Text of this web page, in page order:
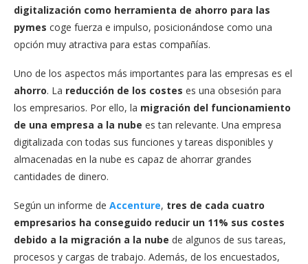
digitalización como herramienta de ahorro para las
pymes coge fuerza e impulso, posicionándose como una
opción muy atractiva para estas compañías.
Uno de los aspectos más importantes para las empresas es el
ahorro. La reducción de los costes es una obsesión para
los empresarios. Por ello, la migración del funcionamiento
de una empresa a la nube es tan relevante. Una empresa
digitalizada con todas sus funciones y tareas disponibles y
almacenadas en la nube es capaz de ahorrar grandes
cantidades de dinero.
Según un informe de Accenture, tres de cada cuatro
empresarios ha conseguido reducir un 11% sus costes
debido a la migración a la nube de algunos de sus tareas,
procesos y cargas de trabajo. Además, de los encuestados,